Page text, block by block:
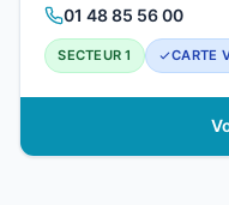
01 48 85 56 00
SECTEUR 1 CARTE